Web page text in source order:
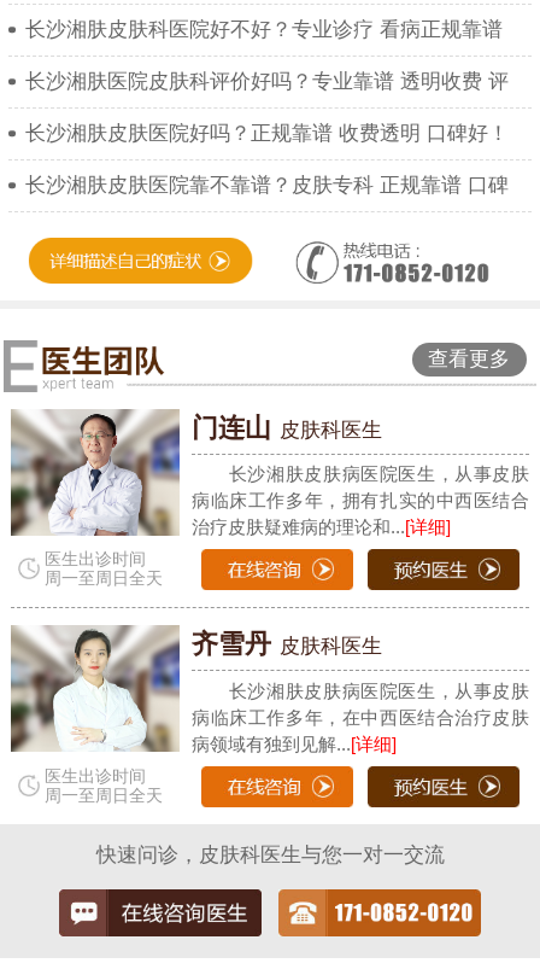
长沙湘肤皮肤科医院好不好？专业诊疗 看病正规靠谱
长沙湘肤医院皮肤科评价好吗？专业靠谱 透明收费 评
长沙湘肤皮肤医院好吗？正规靠谱 收费透明 口碑好！
长沙湘肤皮肤医院靠不靠谱？皮肤专科 正规靠谱 口碑
查看更多
医生出诊时间
周一至周日全天
门连山 皮肤科医生
长沙湘肤皮肤病医院医生，从事皮肤
病临床工作多年，拥有扎实的中西医结合
治疗皮肤疑难病的理论和...[详细]
医生出诊时间
周一至周日全天
齐雪丹 皮肤科医生
长沙湘肤皮肤病医院医生，从事皮肤
病临床工作多年，在中西医结合治疗皮肤
病领域有独到见解...[详细]
快速问诊，皮肤科医生与您一对一交流